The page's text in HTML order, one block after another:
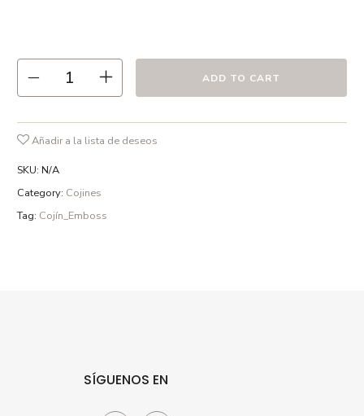
● Hecho en España
● Recomendamos lavado en frío ó a 30º max. , el uso de
ADD TO CART
Añadir a la lista de deseos
SKU:N/A
Category: Cojines
Tag: Cojín_Emboss
SÍGUENOS EN